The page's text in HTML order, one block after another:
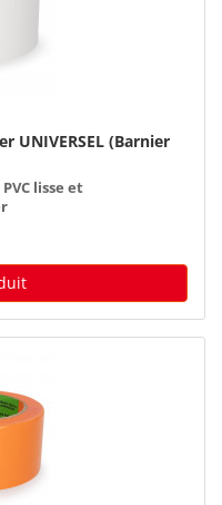
UNIVERSEL (Barnier
lisse et